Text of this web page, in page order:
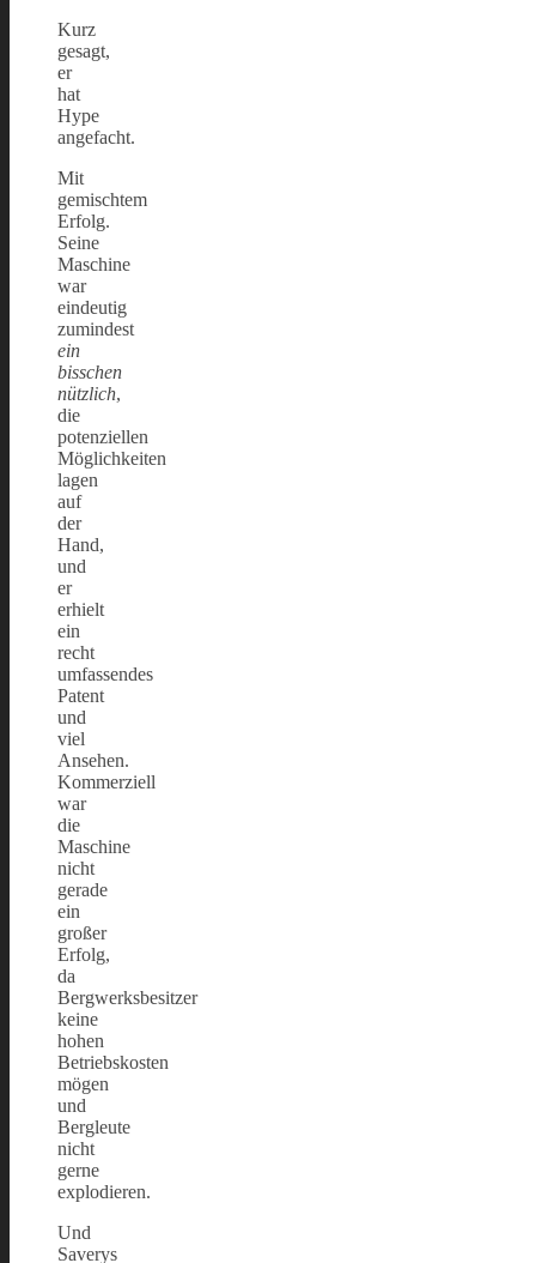
Kurz
gesagt,
er
hat
Hype
angefacht.
Mit
gemischtem
Erfolg.
Seine
Maschine
war
eindeutig
zumindest
ein
bisschen
nützlich,
die
potenziellen
Möglichkeiten
lagen
auf
der
Hand,
und
er
erhielt
ein
recht
umfassendes
Patent
und
viel
Ansehen.
Kommerziell
war
die
Maschine
nicht
gerade
ein
großer
Erfolg,
da
Bergwerksbesitzer
keine
hohen
Betriebskosten
mögen
und
Bergleute
nicht
gerne
explodieren.
Und
Saverys